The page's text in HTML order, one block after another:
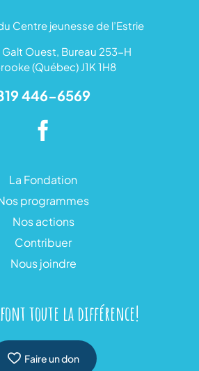
Centre jeunesse de l’Estrie
Galt Ouest, Bureau 253-H
(Québec) J1K 1H8
446-6569
La Fondation
programmes
Nos actions
Contribuer
Nous joindre
toute la différence!
Faire un don